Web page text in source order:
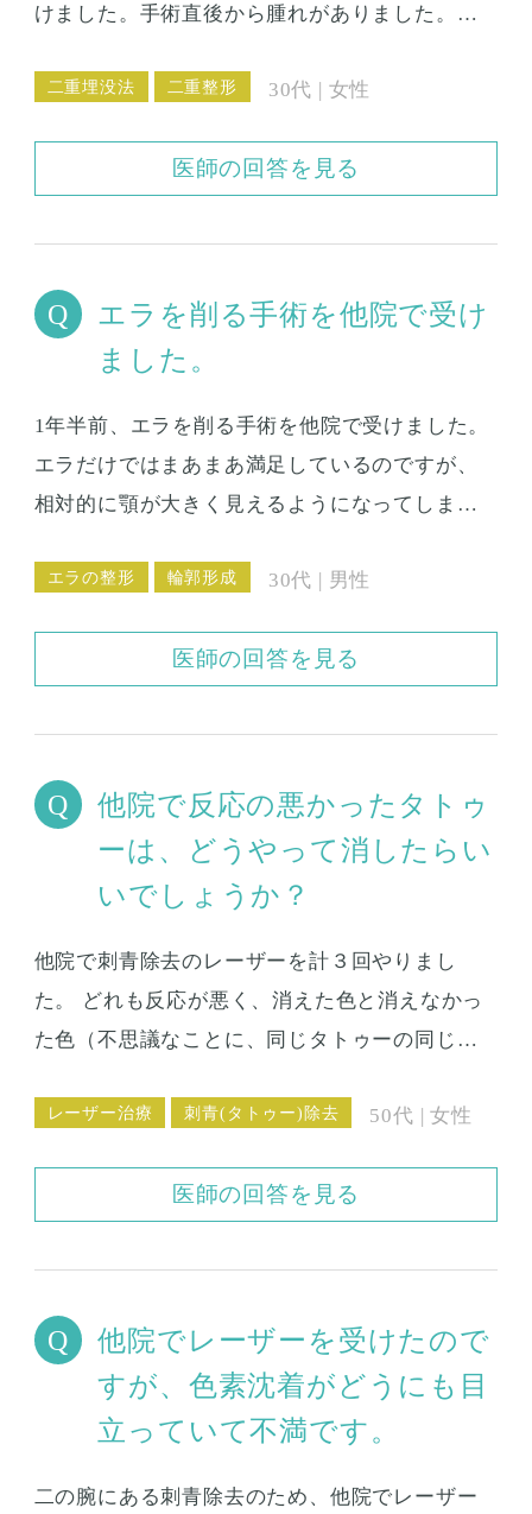
す。 こんな相談ですみませんがお返事いただけ
けました。手術直後から腫れがありました。だ
腫れているような感じです。内出血も左だけ少
たのですが...。 腫れに関しては、手術後3週間く
たのですが、むくみは必ず引くのでもう少し待
ってくださいと言われただけでした。それから1
週間経った今でも、まぶたを触ると少し痛いで
すし、腫れています。埋没法の腫れやむくみっ
か。 埋没法の説明を受けるときに、けんばん法
まさらなんですが、この方法だから腫れやすい
ですが、こういった症状もだんだんと落ち着い
てくるものなんでしょうか。とても心配性なの
です。相談に乗って欲しいです。
二重埋没法 二重整形 30代 | 女性
医師の回答を見る
エラを削る手術を他院で受け
ました。
1年半前、エラを削る手術を他院で受けました。
エラだけではまあまあ満足しているのですが、
相対的に顎が大きく見えるようになってしま
正方法があるでしょうか？
エラの整形 輪郭形成 30代 | 男性
医師の回答を見る
他院で反応の悪かったタトゥ
ーは、どうやって消したらい
いでしょうか？
他院で刺青除去のレーザーを計３回やりまし
た。 どれも反応が悪く、消えた色と消えなかっ
た色（不思議なことに、同じタトゥーの同じ黒
がありました。 これはレーザーの種類を変えた
レーザー治療 刺青(タトゥー)除去 50代 | 女性
医師の回答を見る
他院でレーザーを受けたので
すが、色素沈着がどうにも目
立っていて不満です。
二の腕にある刺青除去のため、他院でレーザー